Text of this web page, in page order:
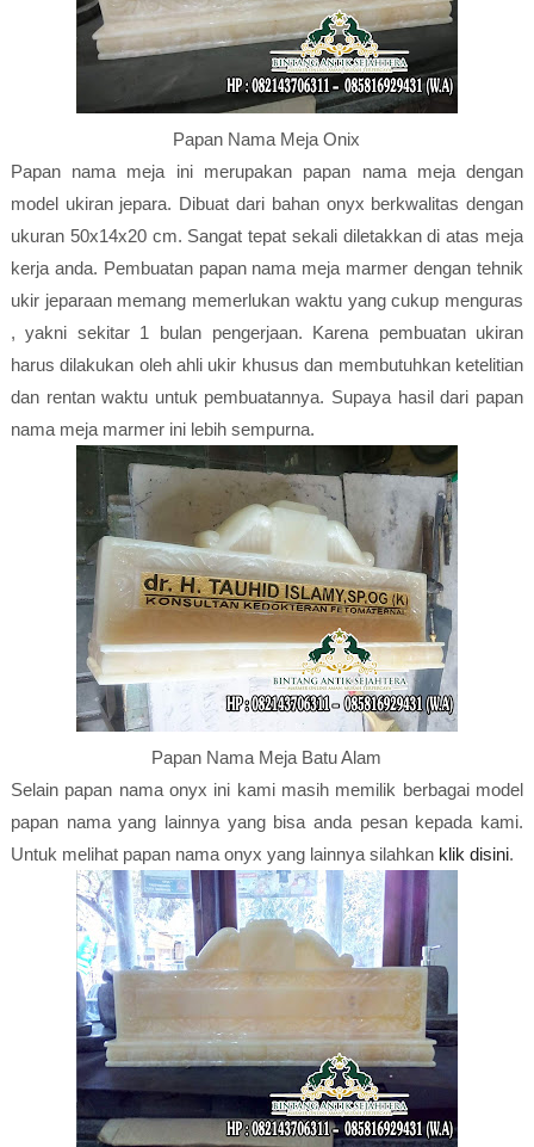
Papan Nama Meja Onix
Papan nama meja ini merupakan papan nama meja dengan
model ukiran jepara. Dibuat dari bahan onyx berkwalitas dengan
ukuran 50x14x20 cm. Sangat tepat sekali diletakkan di atas meja
kerja anda. Pembuatan papan nama meja marmer dengan tehnik
ukir jeparaan memang memerlukan waktu yang cukup menguras
, yakni sekitar 1 bulan pengerjaan. Karena pembuatan ukiran
harus dilakukan oleh ahli ukir khusus dan membutuhkan ketelitian
dan rentan waktu untuk pembuatannya. Supaya hasil dari papan
nama meja marmer ini lebih sempurna.
Papan Nama Meja Batu Alam
Selain papan nama onyx ini kami masih memilik berbagai model
papan nama yang lainnya yang bisa anda pesan kepada kami.
Untuk melihat papan nama onyx yang lainnya silahkan klik disini.